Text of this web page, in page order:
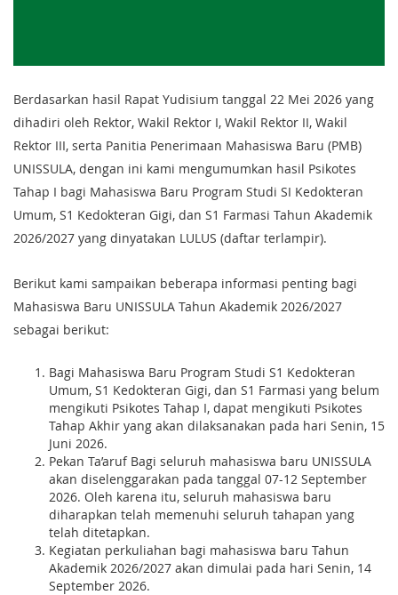
Berdasarkan hasil Rapat Yudisium tanggal 22 Mei 2026 yang
dihadiri oleh Rektor, Wakil Rektor I, Wakil Rektor II, Wakil
Rektor III, serta Panitia Penerimaan Mahasiswa Baru (PMB)
UNISSULA, dengan ini kami mengumumkan hasil Psikotes
Tahap I bagi Mahasiswa Baru Program Studi SI Kedokteran
Umum, S1 Kedokteran Gigi, dan S1 Farmasi Tahun Akademik
2026/2027 yang dinyatakan LULUS (daftar terlampir).
Berikut kami sampaikan beberapa informasi penting bagi
Mahasiswa Baru UNISSULA Tahun Akademik 2026/2027
sebagai berikut:
Bagi Mahasiswa Baru Program Studi S1 Kedokteran
Umum, S1 Kedokteran Gigi, dan S1 Farmasi yang belum
mengikuti Psikotes Tahap I, dapat mengikuti Psikotes
Tahap Akhir yang akan dilaksanakan pada hari Senin, 15
Juni 2026.
Pekan Ta’aruf Bagi seluruh mahasiswa baru UNISSULA
akan diselenggarakan pada tanggal 07-12 September
2026. Oleh karena itu, seluruh mahasiswa baru
diharapkan telah memenuhi seluruh tahapan yang
telah ditetapkan.
Kegiatan perkuliahan bagi mahasiswa baru Tahun
Akademik 2026/2027 akan dimulai pada hari Senin, 14
September 2026.